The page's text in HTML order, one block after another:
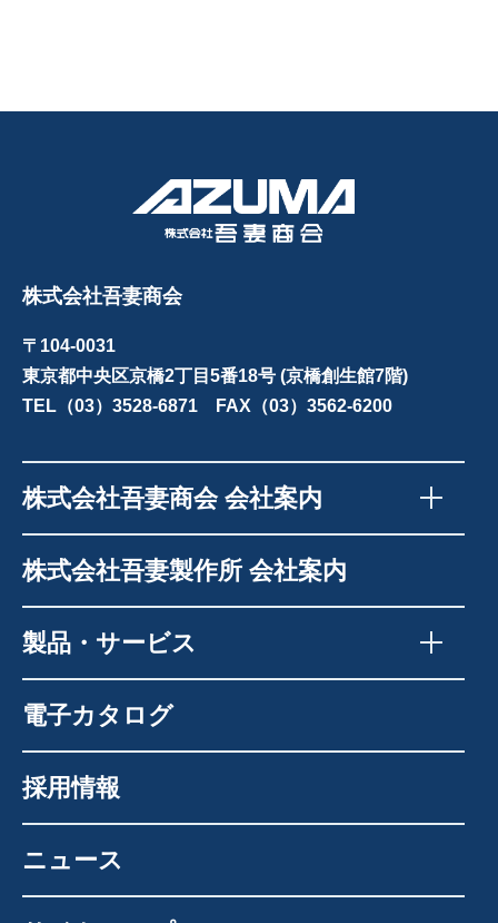
株式会社吾妻商会
〒104-0031
東京都中央区京橋2丁目5番18号 (京橋創生館7階)
TEL（03）3528-6871 FAX（03）3562-6200
株式会社吾妻商会 会社案内
株式会社吾妻製作所 会社案内
製品・サービス
電子カタログ
採用情報
ニュース